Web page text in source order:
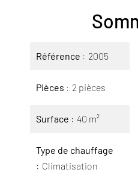
Référence 2005
Pièces 2 pièces
Surface 40 m²
Type de chauffage
Climatisation